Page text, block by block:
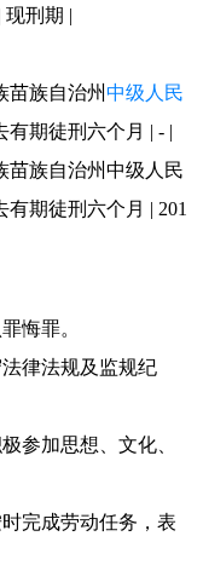
现刑期 |
苗族自治州中级人民
有期徒刑六个月 | - |
苗族自治州中级人民
有期徒刑六个月 | 201
悔罪。
法律法规及监规纪
参加思想、文化、
完成劳动任务，表